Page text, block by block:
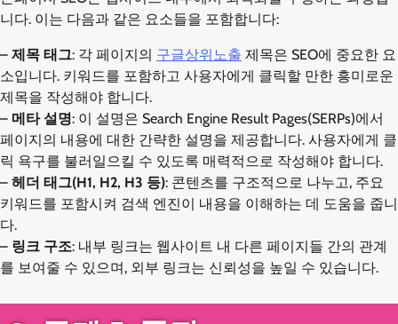
니다. 이는 다음과 같은 요소들을 포함합니다:
– 제목 태그: 각 페이지의 구글상위노출 제목은 SEO에 중요한 요
소입니다. 키워드를 포함하고 사용자에게 클릭할 만한 흥미로운
제목을 작성해야 합니다.
– 메타 설명: 이 설명은 Search Engine Result Pages(SERPs)에서
페이지의 내용에 대한 간략한 설명을 제공합니다. 사용자에게 클
릭 욕구를 불러일으킬 수 있도록 매력적으로 작성해야 합니다.
– 헤더 태그(H1, H2, H3 등): 콘텐츠를 구조적으로 나누고, 주요
키워드를 포함시켜 검색 엔진이 내용을 이해하는 데 도움을 줍니
다.
– 링크 구조: 내부 링크는 웹사이트 내 다른 페이지들 간의 관계
를 보여줄 수 있으며, 외부 링크는 신뢰성을 높일 수 있습니다.